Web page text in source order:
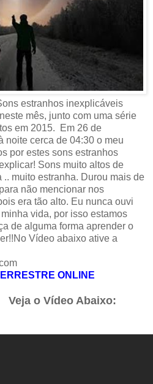
estranhos inexplicáveis
mês, junto com uma série
em 2015. Em 26 de
noite cerca de 04:30 o meu
por estes sons estranhos
Sons muito altos de
muito estranha. Durou mais de
não mencionar nos
era tão alto. Eu nunca ouvi
vida, por isso estamos
de alguma forma aprender o
Vídeo abaixo ative a
ONLINE
Veja o Vídeo Abaixo: